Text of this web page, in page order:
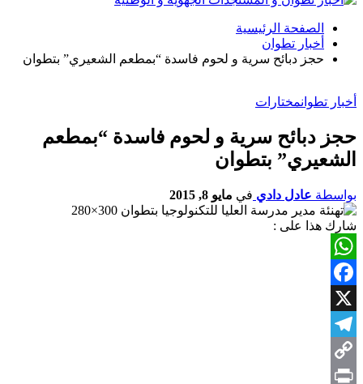
الصفحة الرئيسية
أخبار تطوان
حجز دبائح سرية و لحوم فاسدة “بمطعم الشعيري” بتطوان
أخبار تطوانمختارات
حجز دبائح سرية و لحوم فاسدة “بمطعم
الشعيري” بتطوان
بواسطة عادل دادي في مايو 8, 2015
شارك هذا على :
WhatsApp
Facebook
X
Telegram
Copy